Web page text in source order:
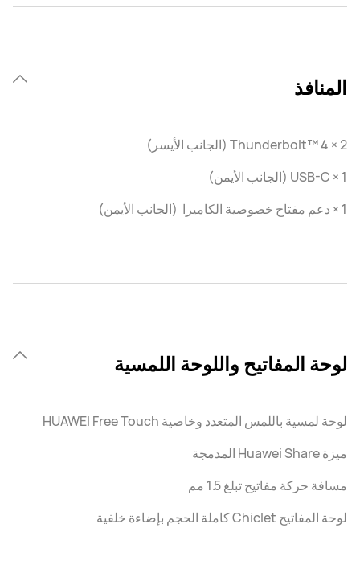
المنافذ
Thunderbolt™ 4 × 2 (الجانب الأيسر)
USB-C × 1 (الجانب الأيمن)
1 × دعم مفتاح خصوصية الكاميرا (الجانب الأيمن)
لوحة المفاتيح واللوحة اللمسية
لوحة لمسية باللمس المتعدد وخاصية HUAWEI Free Touch
ميزة Huawei Share المدمجة
مسافة حركة مفاتيح تبلغ 1.5 مم
لوحة المفاتيح Chiclet كاملة الحجم بإضاءة خلفية